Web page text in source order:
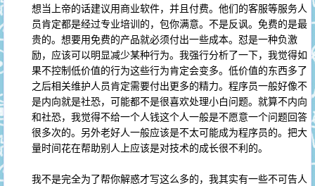
想当上帝的话建议用商业软件，并且付费。他们的客服等服务人
员肯定都是经过专业培训的，包你满意。不是反讽。免费的是最
贵的。想要用免费的产品就必须付出一些成本。怼是一种负激
励，应该可以明显减少某种行为。我强行分析了一下，我觉得如
果不控制低价值的行为这些行为肯定会变多。低价值的东西多了
之后相关维护人员肯定需要付出更多的精力。程序员一般好像不
是内向就是社恐，可能都不是很喜欢处理小白问题。就算不内向
和社恐，我觉得不给一个人钱这个人一般是不愿意一个问题回答
很多次的。另外老好人一般应该是不太可能成为程序员的。把大
量时间花在帮助别人上应该是对技术的成长很不利的。
我不是完全为了帮你解惑才写这么多的，我其实有一些不可告人